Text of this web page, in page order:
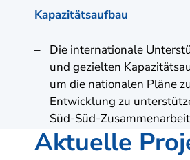
Kapazitätsaufbau
Die internationale
und gezielten
um die nationalen Pläne
Entwicklung zu
Süd-Süd-
Aktuelle